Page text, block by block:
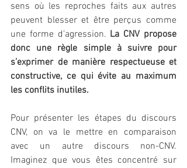
sens où les reproches faits aux autres
peuvent blesser et être perçus comme
une forme d’agression. La CNV propose
donc une règle simple à suivre pour
s’exprimer de manière respectueuse et
constructive, ce qui évite au maximum
les conflits inutiles.
Pour présenter les étapes du discours
CNV, on va le mettre en comparaison
avec un autre discours non-CNV.
Imaginez que vous êtes concentré sur